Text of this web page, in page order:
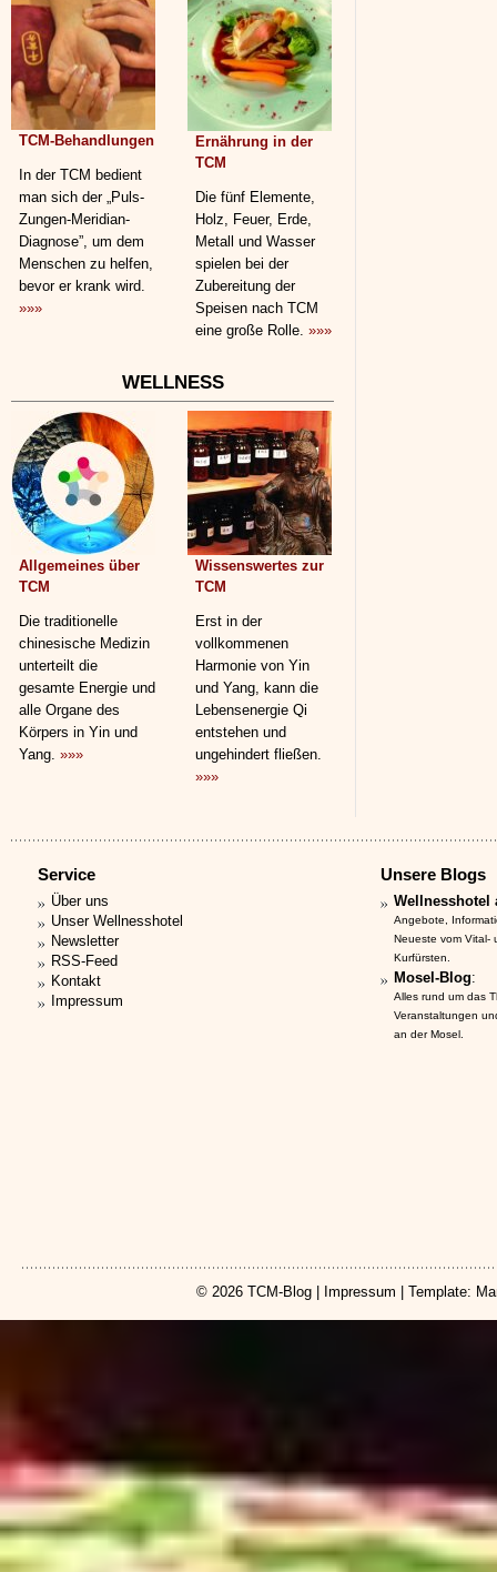
TCM-Behandlungen
In der TCM bedient
man sich der „Puls-
Zungen-Meridian-
Diagnose”, um dem
Menschen zu helfen,
bevor er krank wird.
»»»
Ernährung in der
TCM
Die fünf Elemente,
Holz, Feuer, Erde,
Metall und Wasser
spielen bei der
Zubereitung der
Speisen nach TCM
eine große Rolle. »»»
WELLNESS
Allgemeines über
TCM
Die traditionelle
chinesische Medizin
unterteilt die
gesamte Energie und
alle Organe des
Körpers in Yin und
Yang. »»»
Wissenswertes zur
TCM
Erst in der
vollkommenen
Harmonie von Yin
und Yang, kann die
Lebensenergie Qi
entstehen und
ungehindert fließen.
»»»
Service
Über uns
Unser Wellnesshotel
Newsletter
RSS-Feed
Kontakt
Impressum
Unsere Blogs
Wellnesshotel
Angebote,
Neueste vom Vital-
Kurfürsten.
Mosel-Blog:
Alles rund um das
Veranstaltungen
an der Mosel.
© 2026 TCM-Blog| Impressum | Template: